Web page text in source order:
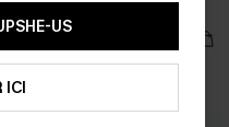
€
US
ICI